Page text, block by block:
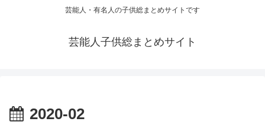
芸能人・有名人の子供総まとめサイトです
芸能人子供総まとめサイト
2020-02